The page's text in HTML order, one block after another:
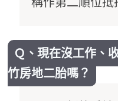
Ｑ、現在沒工作、
竹房地二胎嗎？